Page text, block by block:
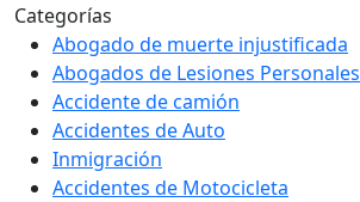
Categorías
Abogado de muerte injustificada
Abogados de Lesiones Personales
Accidente de camión
Accidentes de Auto
Inmigración
Accidentes de Motocicleta